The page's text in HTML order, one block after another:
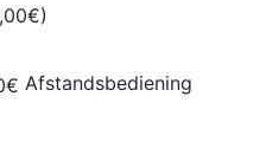
Afstandsbediening